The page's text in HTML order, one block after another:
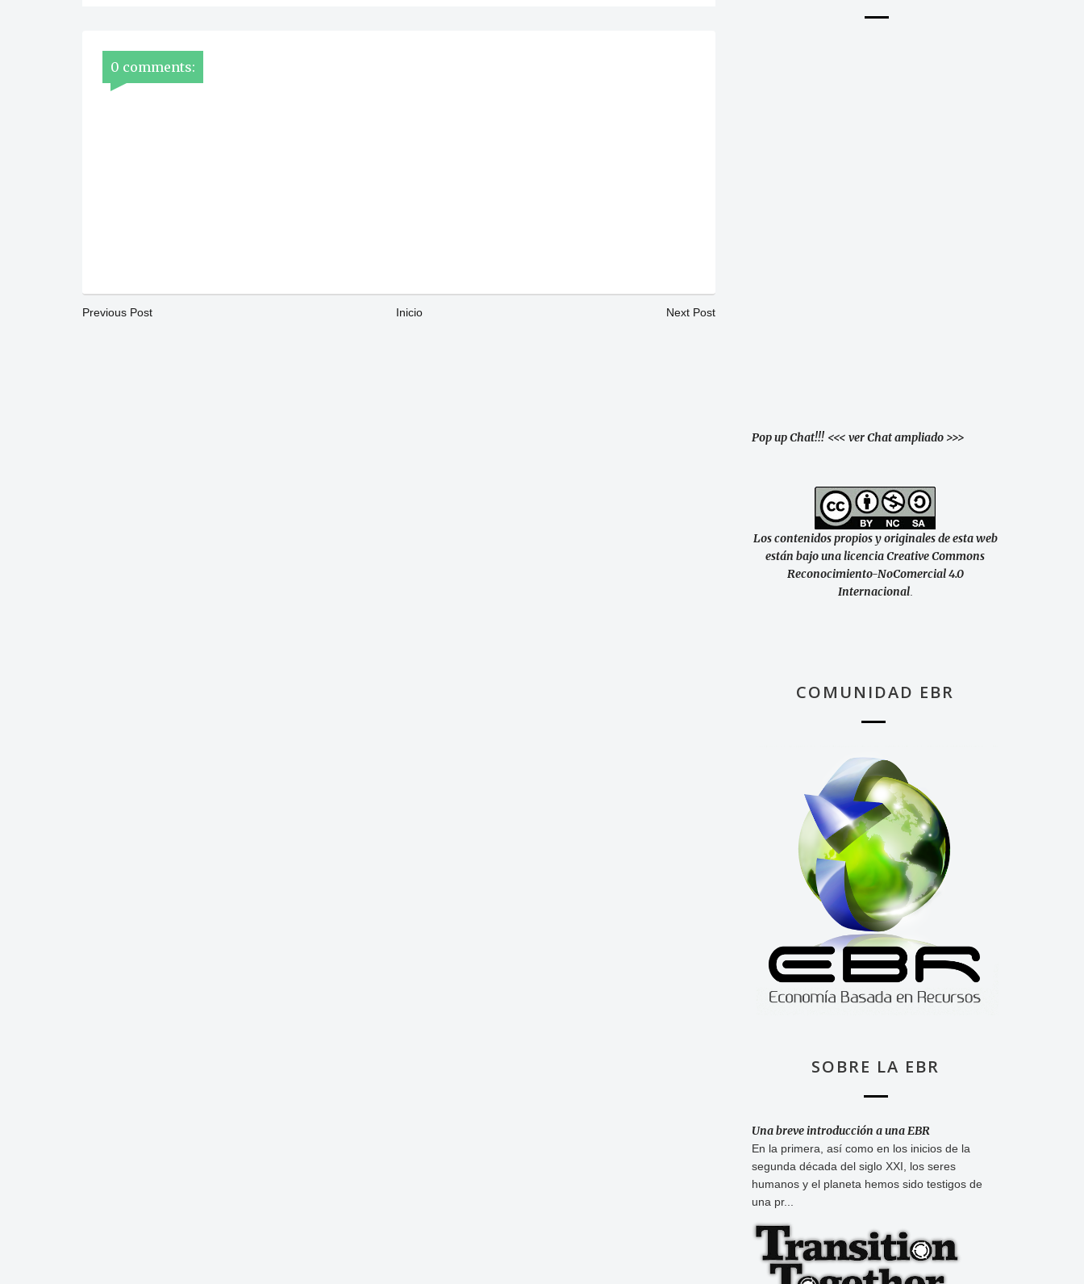
0 comments:
Previous Post Inicio Next Post
Pop up Chat!!! <<< ver Chat ampliado >>>
Los contenidos propios y originales de esta web
están bajo una licencia Creative Commons
Reconocimiento-NoComercial 4.0
Internacional.
COMUNIDAD EBR
SOBRE LA EBR
Una breve introducción a una EBR
En la primera, así como en los inicios de la
segunda década del siglo XXI, los seres
humanos y el planeta hemos sido testigos de
una pr...